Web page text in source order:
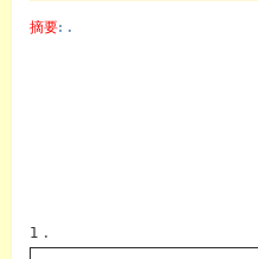
摘要: .
1 .